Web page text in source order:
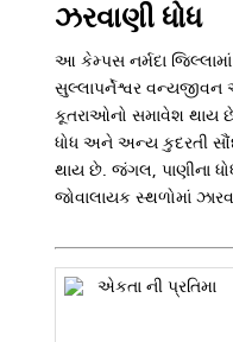
ઝરવાણી ધોધ
આ કેમ્પસ નર્મદા જિલ્લામાં
સુલ્લાપર્નેશ્વર
કૂતરાઓનો સમાવેશ થાય
ધોધ અને અન્ય કુદરતી
થાય છે. જંગલ, પાણીના
જોવાલાયક સ્થળોમાં